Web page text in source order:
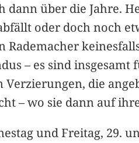
über die Jahre.
oder doch noch
Rademacher
– es sind
die
– wo sie dann auf
und Freitag, 29.